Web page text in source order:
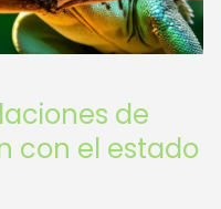
de
con el estado